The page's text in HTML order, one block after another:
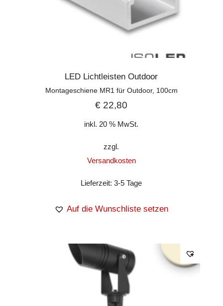
LED Lichtleisten Outdoor
Montageschiene MR1 für Outdoor, 100cm
€ 22,80
inkl. 20 % MwSt.
zzgl.
Versandkosten
Lieferzeit:3-5 Tage
Auf die Wunschliste setzen